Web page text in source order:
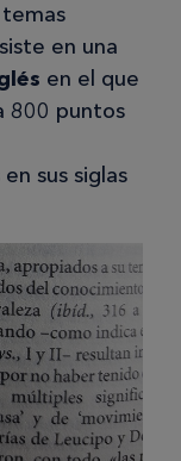
en una
en el que
800 puntos
sus siglas